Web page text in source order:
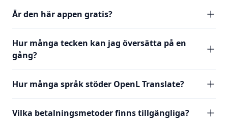
Är den här appen gratis?
Hur många tecken kan jag översätta på en
gång?
Hur många språk stöder OpenL Translate?
Vilka betalningsmetoder finns tillgängliga?